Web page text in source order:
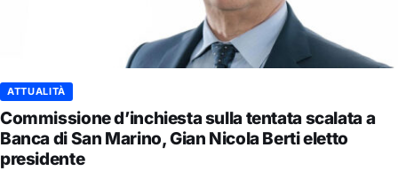
ATTUALITÀ
Commissione d’inchiesta sulla tentata scalata a
Banca di San Marino, Gian Nicola Berti eletto
presidente